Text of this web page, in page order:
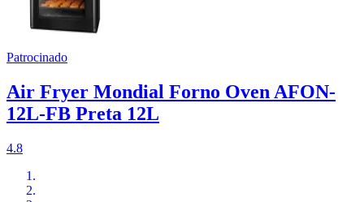
Patrocinado
Air Fryer Mondial Forno Oven AFON-
12L-FB Preta 12L
4.8